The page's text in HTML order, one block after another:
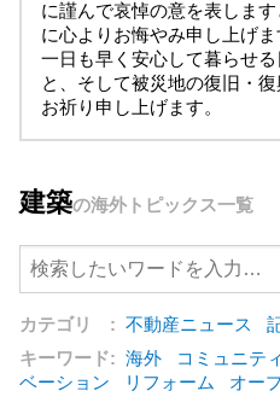
に謹んで哀悼の意を表しま
に心よりお悔やみ申し上げま
一日も早く安心して暮らせ
と、そして被災地の復旧・
お祈り申し上げます。
建築の海外トピックス一覧
カテゴリ : 不動産ニュース
キーワード: 海外 コミュニティ
ベーション
リフォーム オー